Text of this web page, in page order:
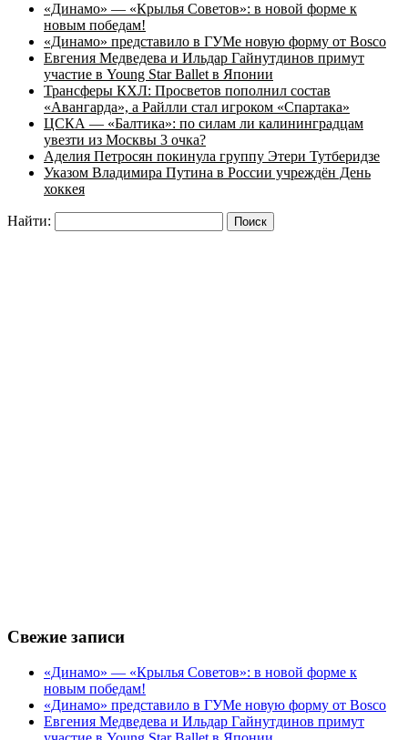
«Динамо» — «Крылья Советов»: в новой форме к
новым победам!
«Динамо» представило в ГУМе новую форму от Bosco
Евгения Медведева и Ильдар Гайнутдинов примут
участие в Young Star Ballet в Японии
Трансферы КХЛ: Просветов пополнил состав
«Авангарда», а Райлли стал игроком «Спартака»
ЦСКА — «Балтика»: по силам ли калининградцам
увезти из Москвы 3 очка?
Аделия Петросян покинула группу Этери Тутберидзе
Указом Владимира Путина в России учреждён День
хоккея
Найти:
Свежие записи
«Динамо» — «Крылья Советов»: в новой форме к
новым победам!
«Динамо» представило в ГУМе новую форму от Bosco
Евгения Медведева и Ильдар Гайнутдинов примут